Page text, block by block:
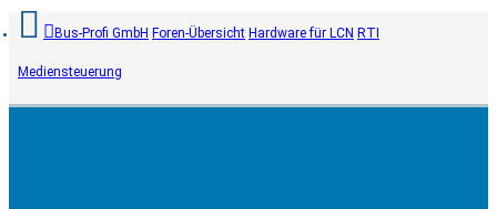
Bus-Profi GmbH Foren-Übersicht Hardware für LCN RTI
Mediensteuerung